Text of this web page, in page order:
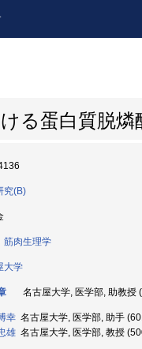
る蛋白質脱
究(B)
筋肉生理学
大学
名古屋大学, 医学部, 助教授
幸 名古屋大学, 医学部, 助手
雄 名古屋大学, 医学部, 教授